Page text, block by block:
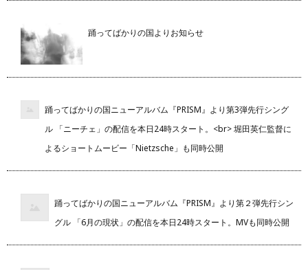
踊ってばかりの国よりお知らせ
踊ってばかりの国ニューアルバム『PRISM』より第3弾先行シング
ル 「ニーチェ」の配信を本日24時スタート。<br> 堀田英仁監督に
よるショートムービー「Nietzsche」も同時公開
踊ってばかりの国ニューアルバム『PRISM』より第２弾先行シン
グル 「6月の現状」の配信を本日24時スタート。MVも同時公開